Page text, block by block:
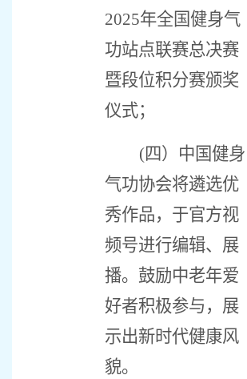
2025年全国健身气
功站点联赛总决赛
暨段位积分赛颁奖
仪式；
(四）中国健身
气功协会将遴选优
秀作品，于官方视
频号进行编辑、展
播。鼓励中老年爱
好者积极参与，展
示出新时代健康风
貌。